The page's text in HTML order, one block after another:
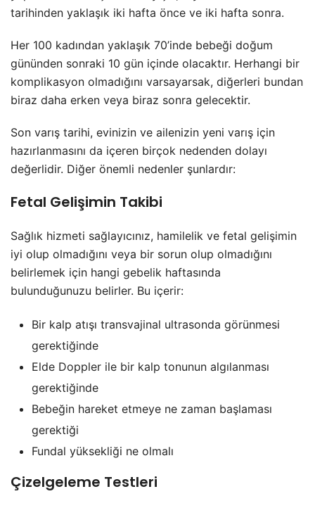
tarihinden yaklaşık iki hafta önce ve iki hafta sonra.
Her 100 kadından yaklaşık 70’inde bebeği doğum
gününden sonraki 10 gün içinde olacaktır. Herhangi bir
komplikasyon olmadığını varsayarsak, diğerleri bundan
biraz daha erken veya biraz sonra gelecektir.
Son varış tarihi, evinizin ve ailenizin yeni varış için
hazırlanmasını da içeren birçok nedenden dolayı
değerlidir. Diğer önemli nedenler şunlardır:
Fetal Gelişimin Takibi
Sağlık hizmeti sağlayıcınız, hamilelik ve fetal gelişimin
iyi olup olmadığını veya bir sorun olup olmadığını
belirlemek için hangi gebelik haftasında
bulunduğunuzu belirler. Bu içerir:
Bir kalp atışı transvajinal ultrasonda görünmesi
gerektiğinde
Elde Doppler ile bir kalp tonunun algılanması
gerektiğinde
Bebeğin hareket etmeye ne zaman başlaması
gerektiği
Fundal yüksekliği ne olmalı
Çizelgeleme Testleri